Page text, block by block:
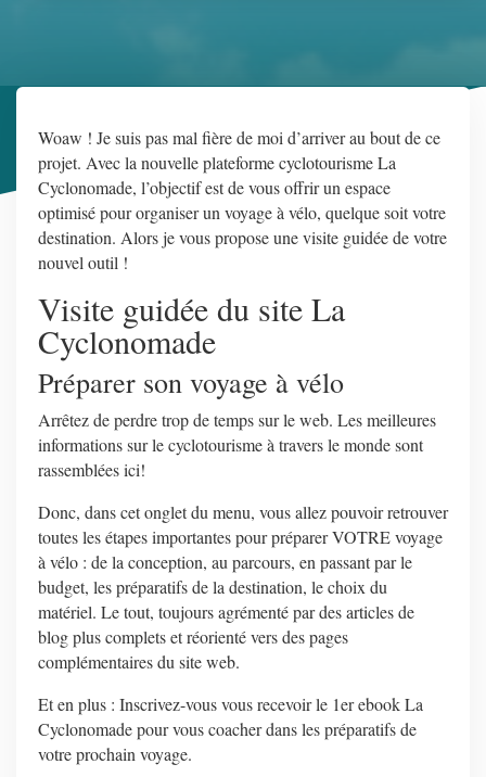
Woaw ! Je suis pas mal fière de moi d’arriver au bout de ce
projet. Avec la nouvelle plateforme cyclotourisme La
Cyclonomade, l’objectif est de vous offrir un espace
optimisé pour organiser un voyage à vélo, quelque soit votre
destination. Alors je vous propose une visite guidée de votre
nouvel outil !
Visite guidée du site La
Cyclonomade
Préparer son voyage à vélo
Arrêtez de perdre trop de temps sur le web. Les meilleures
informations sur le cyclotourisme à travers le monde sont
rassemblées ici!
Donc, dans cet onglet du menu, vous allez pouvoir retrouver
toutes les étapes importantes pour préparer VOTRE voyage
à vélo : de la conception, au parcours, en passant par le
budget, les préparatifs de la destination, le choix du
matériel. Le tout, toujours agrémenté par des articles de
blog plus complets et réorienté vers des pages
complémentaires du site web.
Et en plus : Inscrivez-vous vous recevoir le 1er ebook La
Cyclonomade pour vous coacher dans les préparatifs de
votre prochain voyage.